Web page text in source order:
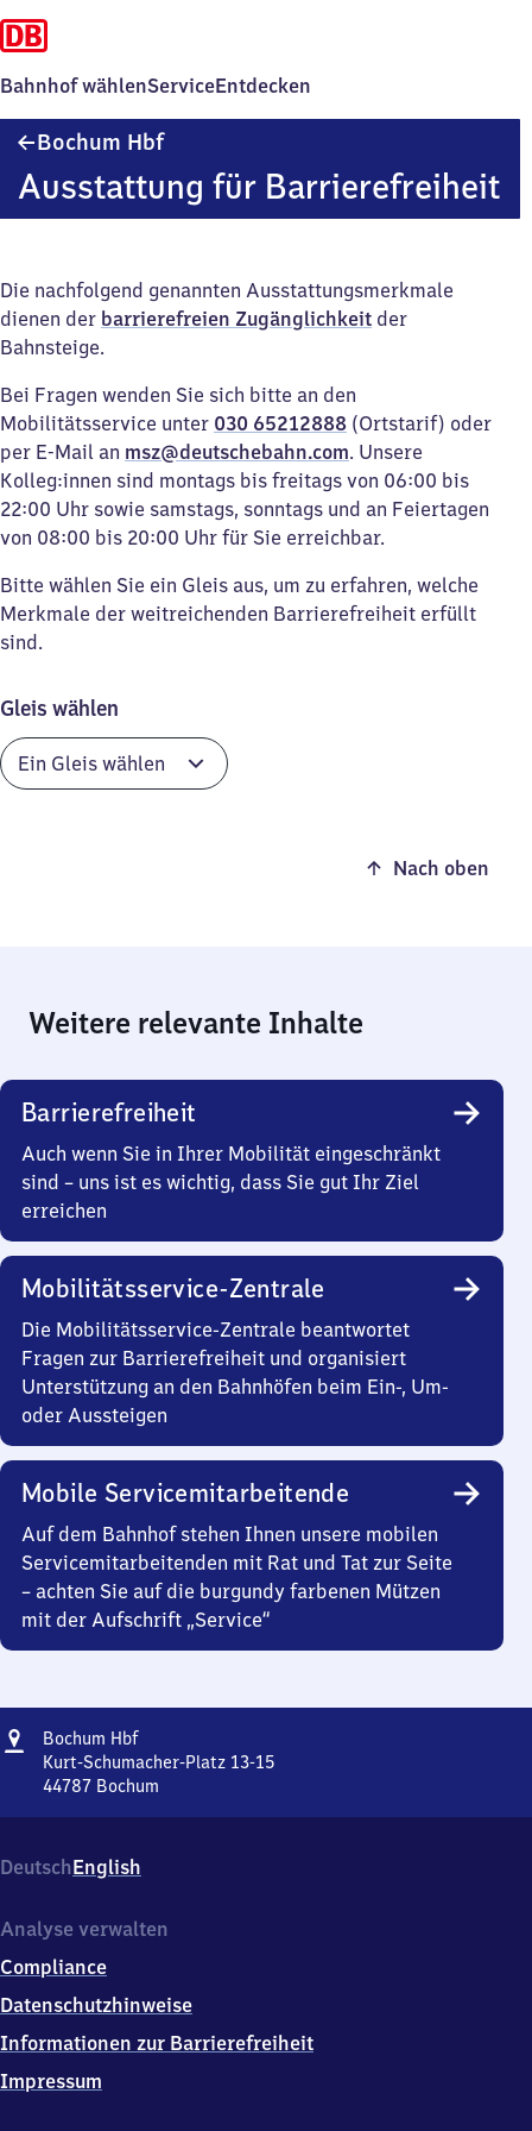
Bahnhof wählenServiceEntdecken
Bochum HbfBochum
Ausstattung für Barrierefreiheit
Die nachfolgend genannten Ausstattungsmerkmale
dienen der barrierefreien Zugänglichkeit der
Bahnsteige.
Bei Fragen wenden Sie sich bitte an den
Mobilitätsservice unter 030 65212888 (Ortstarif) oder
per E-Mail an msz@deutschebahn.com. Unsere
Kolleg:innen sind montags bis freitags von 06:00 bis
22:00 Uhr sowie samstags, sonntags und an Feiertagen
von 08:00 bis 20:00 Uhr für Sie erreichbar.
Bitte wählen Sie ein Gleis aus, um zu erfahren, welche
Merkmale der weitreichenden Barrierefreiheit erfüllt
sind.
Gleis wählen
Nach oben
Weitere relevante Inhalte
Barrierefreiheit
Auch wenn Sie in Ihrer Mobilität eingeschränkt
sind – uns ist es wichtig, dass Sie gut Ihr Ziel
erreichen
Mobilitätsservice-Zentrale
Die Mobilitätsservice-Zentrale beantwortet
Fragen zur Barrierefreiheit und organisiert
Unterstützung an den Bahnhöfen beim Ein-, Um-
oder Aussteigen
Mobile Servicemitarbeitende
Auf dem Bahnhof stehen Ihnen unsere mobilen
Servicemitarbeitenden mit Rat und Tat zur Seite
– achten Sie auf die burgundy farbenen Mützen
mit der Aufschrift „Service“
Adresse
Bochum HbfBochum
Hauptbahnhof
Kurt-Schumacher-Platz 13-15
44787 Bochum
Kurt-
Schumacher-
13-
4
4
8
7
Bochum
DeutschEnglish
Analyse verwalten
Compliance
Datenschutzhinweise
Informationen zur Barrierefreiheit
Impressum